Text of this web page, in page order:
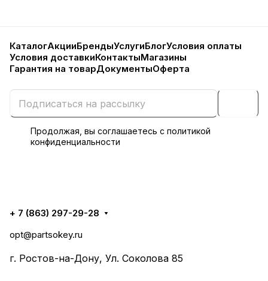
КаталогАкцииБрендыУслугиБлогУсловия оплаты
Условия доставкиКонтактыМагазины
Гарантия на товарДокументыОферта
Продолжая, вы соглашаетесь с политикой
конфиденциальности
+ 7 (863) 297-29-28
opt@partsokey.ru
г. Ростов-на-Дону, Ул. Соколова 85